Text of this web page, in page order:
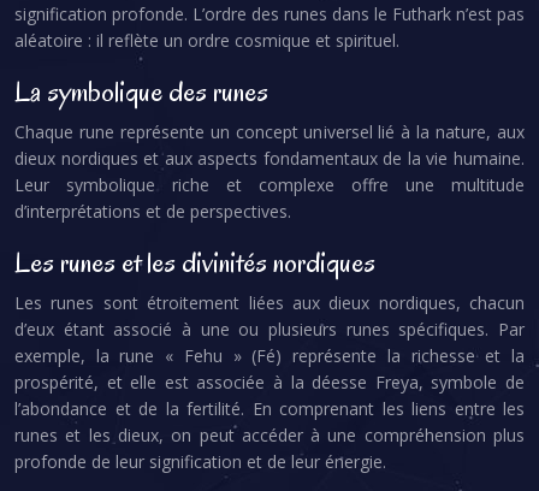
signification profonde. L’ordre des runes dans le Futhark n’est pas
aléatoire : il reflète un ordre cosmique et spirituel.
La symbolique des runes
Chaque rune représente un concept universel lié à la nature, aux
dieux nordiques et aux aspects fondamentaux de la vie humaine.
Leur symbolique riche et complexe offre une multitude
d’interprétations et de perspectives.
Les runes et les divinités nordiques
Les runes sont étroitement liées aux dieux nordiques, chacun
d’eux étant associé à une ou plusieurs runes spécifiques. Par
exemple, la rune « Fehu » (Fé) représente la richesse et la
prospérité, et elle est associée à la déesse Freya, symbole de
l’abondance et de la fertilité. En comprenant les liens entre les
runes et les dieux, on peut accéder à une compréhension plus
profonde de leur signification et de leur énergie.